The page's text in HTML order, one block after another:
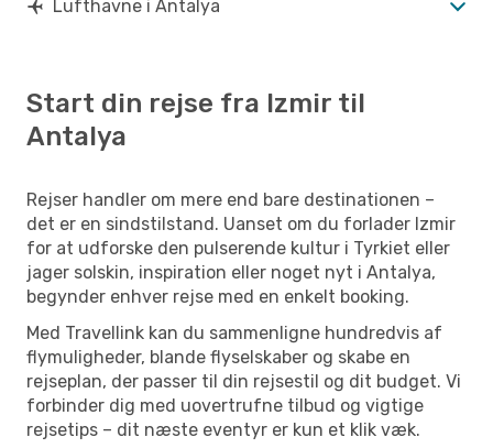
Lufthavne i Antalya
Start din rejse fra Izmir til
Antalya
Rejser handler om mere end bare destinationen –
det er en sindstilstand. Uanset om du forlader Izmir
for at udforske den pulserende kultur i Tyrkiet eller
jager solskin, inspiration eller noget nyt i Antalya,
begynder enhver rejse med en enkelt booking.
Med Travellink kan du sammenligne hundredvis af
flymuligheder, blande flyselskaber og skabe en
rejseplan, der passer til din rejsestil og dit budget. Vi
forbinder dig med uovertrufne tilbud og vigtige
rejsetips – dit næste eventyr er kun et klik væk.